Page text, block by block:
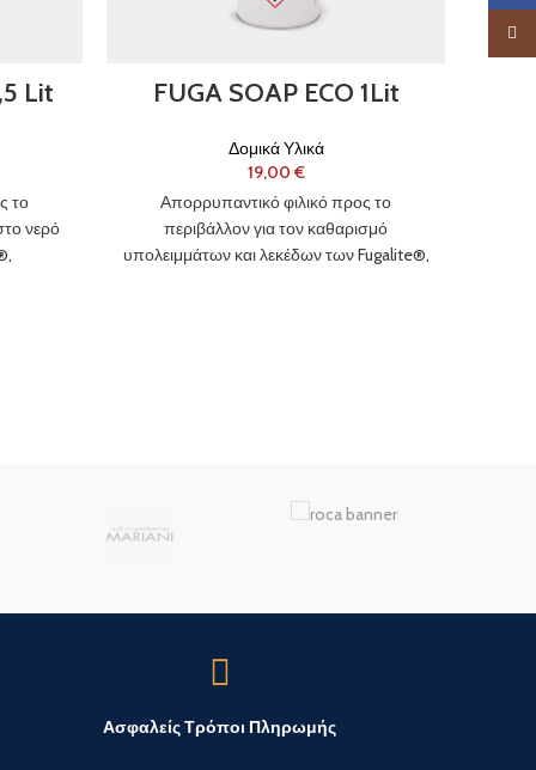
Lit
το
νερό
FUGA SOAP ECO 1Lit
Δομικά Υλικά
€
Απορρυπαντικό φιλικό προς το
περιβάλλον για τον καθαρισμό
υπολειμμάτων και λεκέδων των Fugalite®,
Ασφαλείς Τρόποι Πληρωμής